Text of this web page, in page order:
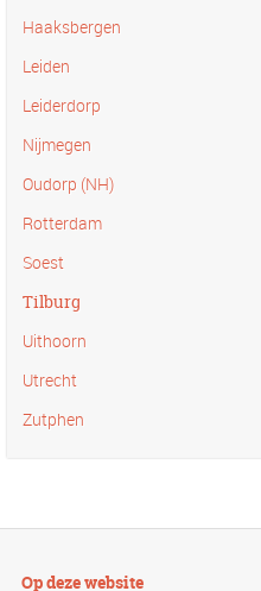
Haaksbergen
Leiden
Leiderdorp
Nijmegen
Oudorp (NH)
Rotterdam
Soest
Tilburg
Uithoorn
Utrecht
Zutphen
Op deze website